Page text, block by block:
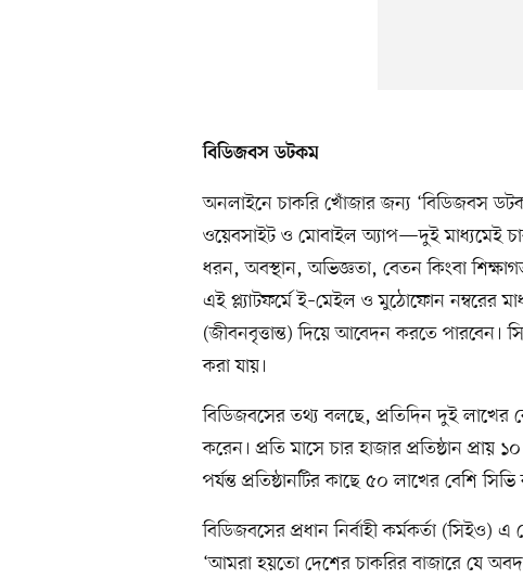
বিডিজবস ডটকম
অনলাইনে চাকরি খোঁজার জন্য ‘বিডিজবস
ওয়েবসাইট ও মোবাইল অ্যাপ—দুই মাধ্যমেই
ধরন, অবস্থান, অভিজ্ঞতা, বেতন কিংবা
এই প্ল্যাটফর্মে ই–মেইল ও মুঠোফোন নম্বরের
(জীবনবৃত্তান্ত) দিয়ে আবেদন করতে পারবেন।
করা যায়।
বিডিজবসের তথ্য বলছে, প্রতিদিন দুই লাখের
করেন। প্রতি মাসে চার হাজার প্রতিষ্ঠান
পর্যন্ত প্রতিষ্ঠানটির কাছে ৫০ লাখের বেশি সিভি
বিডিজবসের প্রধান নির্বাহী কর্মকর্তা
‘আমরা হয়তো দেশের চাকরির বাজারে যে